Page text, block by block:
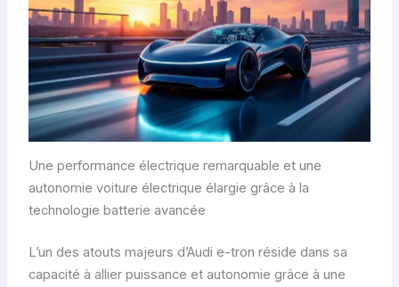
Une performance électrique remarquable et une
autonomie voiture électrique élargie grâce à la
technologie batterie avancée
L’un des atouts majeurs d’Audi e-tron réside dans sa
capacité à allier puissance et autonomie grâce à une